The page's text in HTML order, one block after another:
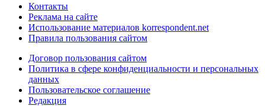
Контакты
Реклама на сайте
Использование материалов korrespondent.net
Правила пользования сайтом
Договор пользования сайтом
Политика в сфере конфиденциальности и персональных
данных
Пользовательское соглашение
Редакция